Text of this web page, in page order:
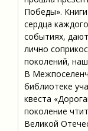
Победы».
сердца
событиях,
лично
поколений,
В
библиотеке
квеста
поколение
Великой